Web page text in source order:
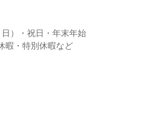
）・祝日・年末年始
暇・特別休暇など